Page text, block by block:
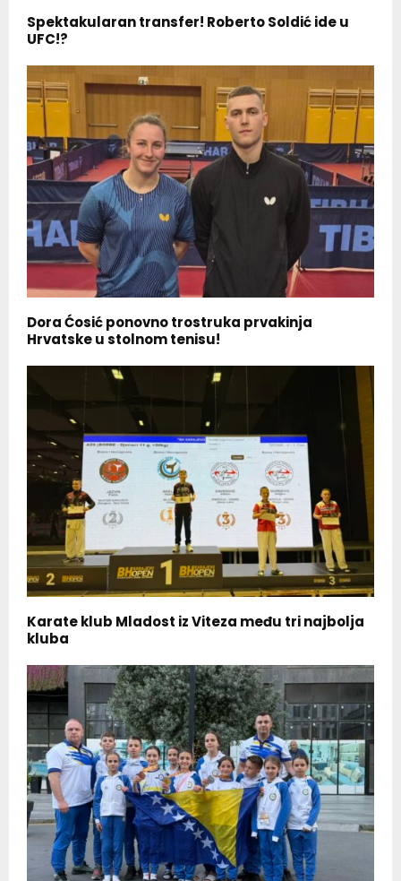
Spektakularan transfer! Roberto Soldić ide u
UFC!?
Dora Ćosić ponovno trostruka prvakinja
Hrvatske u stolnom tenisu!
Karate klub Mladost iz Viteza među tri najbolja
kluba